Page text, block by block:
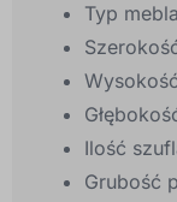
Typ
Ilość
Grubość